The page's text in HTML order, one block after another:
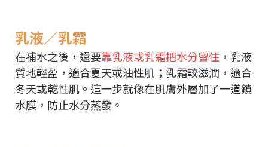
乳液／乳霜
在補水之後，還要靠乳液或乳霜把水分留住 ，乳液
質地輕盈，適合夏天或油性肌；乳霜較滋潤，適合
冬天或乾性肌。這一步就像在肌膚外層加了一道鎖
水膜，防止水分蒸發。